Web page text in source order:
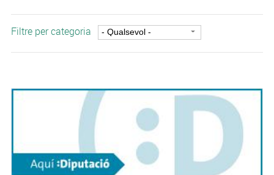
Filtre per categoria